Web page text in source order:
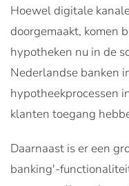
Hoewel digitale
doorgemaakt, komen
hypotheken nu in de
Nederlandse banken
hypotheekprocessen
klanten toegang
Daarnaast is er een
banking'-